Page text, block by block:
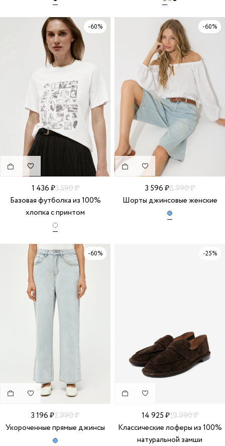
1 436 ₽3 590 ₽
Базовая футболка из 100%
хлопка с принтом
-60%
3 596 ₽8 990 ₽
Шорты джинсовые женские
-60%
3 196 ₽7 990 ₽
Укороченные прямые джинсы
-60%
14 925 ₽19 990 ₽
Классические лоферы из 100%
натуральной замши
-25%